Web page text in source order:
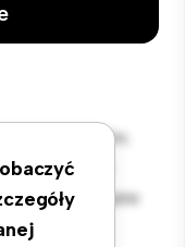
w Kraków,
Kraków! Ten
i przyjazne
się do